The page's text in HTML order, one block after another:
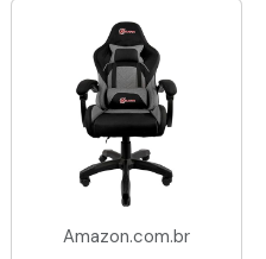
Amazon.com.br